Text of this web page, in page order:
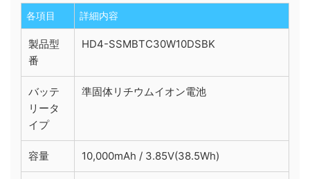
各項目 詳細内容
製品型
番
HD4-SSMBTC30W10DSBK
バッテ
リータ
イプ
準固体リチウムイオン電池
容量 10,000mAh / 3.85V(38.5Wh)